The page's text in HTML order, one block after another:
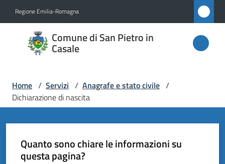
Regione Emilia-Romagna
Comune di San Pietro in
Casale
Comune
di San
in
Casale
Amministrazione
Home / Servizi / Anagrafe e stato civile /
Dichiarazione di nascita
Quanto sono chiare le informazioni su
questa pagina?